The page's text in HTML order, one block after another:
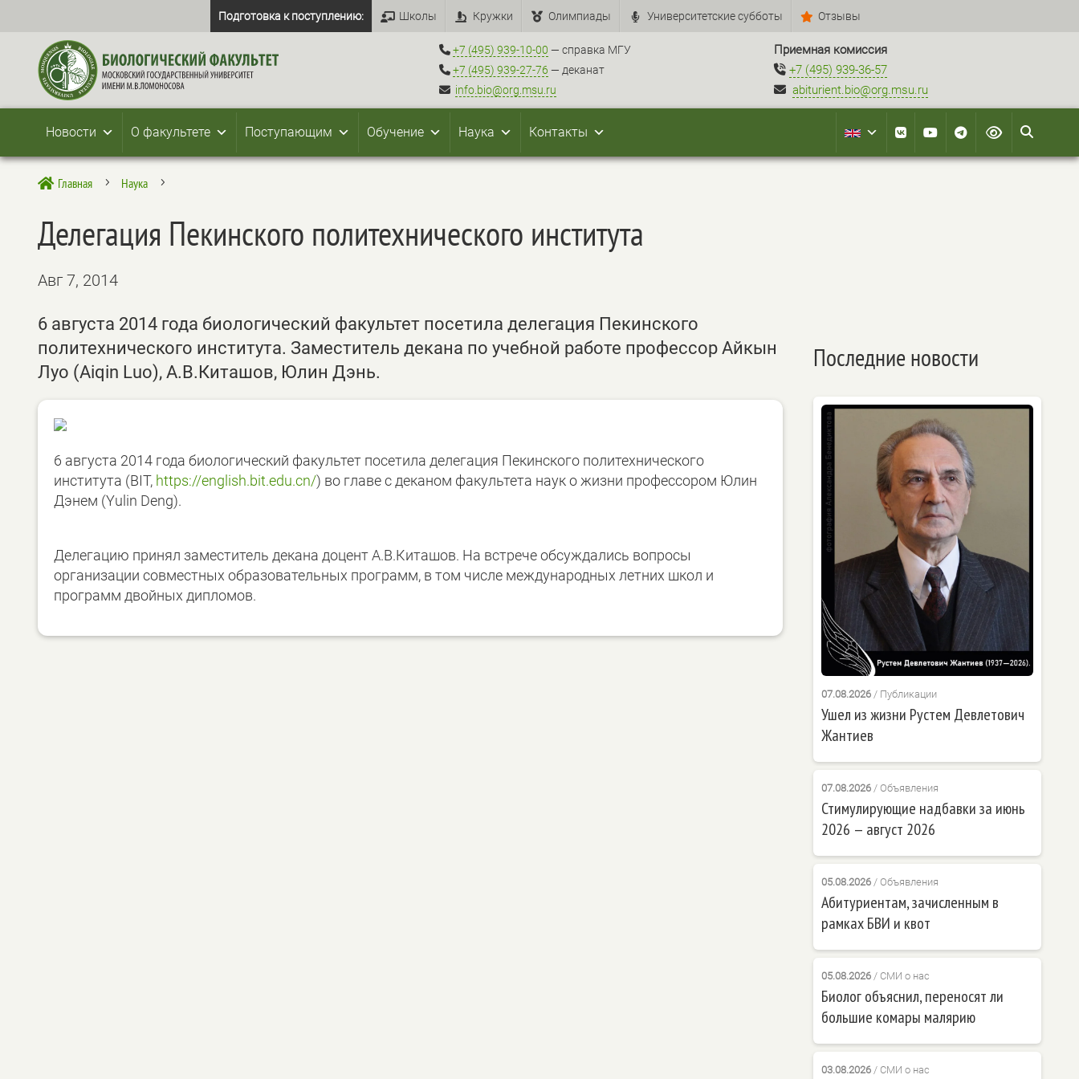
Подготовка к поступлению: Школы Кружки Олимпиады Университетские субботы Отзывы
+7 (495) 939-10-00 — справка МГУ
+7 (495) 939-27-76 — деканат
info.bio@org.msu.ru
Приемная комиссия
+7 (495) 939-36-57
abiturient.bio@org.msu.ru
Новости О факультете Поступающим Обучение Наука Контакты
 Главная 5 Наука 5
Делегация Пекинского политехнического института
Авг 7, 2014
6 августа 2014 года биологический факультет посетила делегация Пекинского
политехнического института. Заместитель декана по учебной работе профессор Айкын
Луо (Aiqin Luo), А.В.Киташов, Юлин Дэнь.
6 августа 2014 года биологический факультет посетила делегация Пекинского политехнического
института (BIT, https://english.bit.edu.cn/) во главе с деканом факультета наук о жизни профессором Юлин
Дэнем (Yulin Deng).
Делегацию принял заместитель декана доцент А.В.Киташов. На встрече обсуждались вопросы
организации совместных образовательных программ, в том числе международных летних школ и
программ двойных дипломов.
Последние новости
07.08.2026/ Публикации
Ушел из жизни Рустем Девлетович
Жантиев
07.08.2026/ Объявления
Стимулирующие надбавки за июнь
2026 — август 2026
05.08.2026/ Объявления
Абитуриентам, зачисленным в
рамках БВИ и квот
05.08.2026/ СМИ о нас
Биолог объяснил, переносят ли
большие комары малярию
03.08.2026/ СМИ о нас